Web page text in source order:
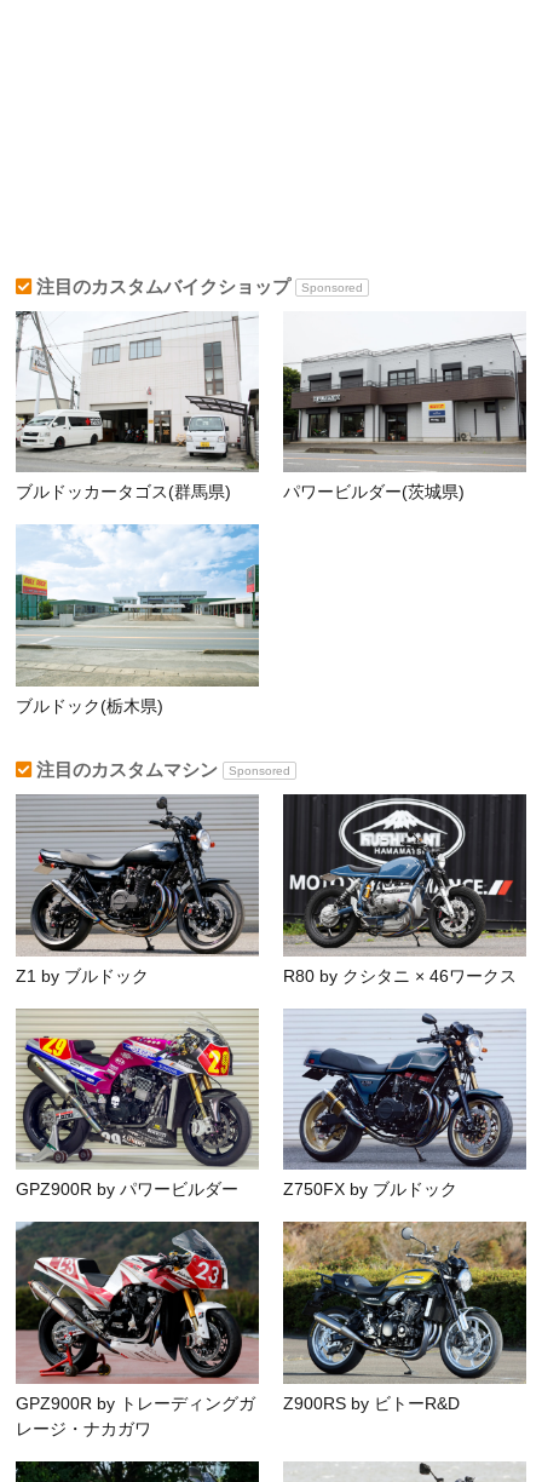
注目のカスタムバイクショップ Sponsored
ブルドッカータゴス(群馬県) パワービルダー(茨城県)
ブルドック(栃木県)
注目のカスタムマシン Sponsored
Z1 by ブルドック R80 by クシタニ × 46ワークス
GPZ900R by パワービルダー Z750FX by ブルドック
GPZ900R by トレーディングガ
レージ・ナカガワ
Z900RS by ビトーR&D